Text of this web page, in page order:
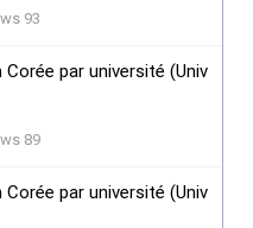
93
par université (Univ
89
par université (Univ